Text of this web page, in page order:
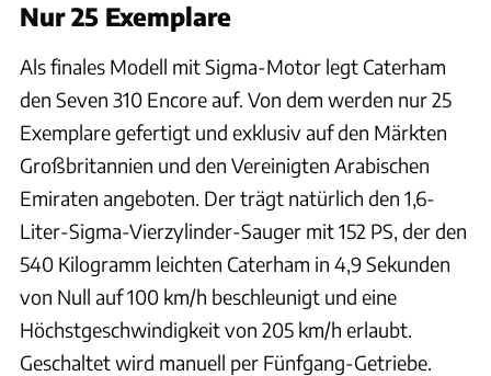
Nur 25 Exemplare
Als finales Modell mit Sigma-Motor legt Caterham
den Seven 310 Encore auf. Von dem werden nur 25
Exemplare gefertigt und exklusiv auf den Märkten
Großbritannien und den Vereinigten Arabischen
Emiraten angeboten. Der trägt natürlich den 1,6-
Liter-Sigma-Vierzylinder-Sauger mit 152 PS, der den
540 Kilogramm leichten Caterham in 4,9 Sekunden
von Null auf 100 km/h beschleunigt und eine
Höchstgeschwindigkeit von 205 km/h erlaubt.
Geschaltet wird manuell per Fünfgang-Getriebe.